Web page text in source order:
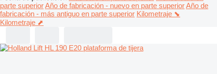
parte superiorAño de fabricación - nuevo en parte superiorAño de
fabricación - más antiguo en parte superior Kilometraje ⬊
Kilometraje ⬈